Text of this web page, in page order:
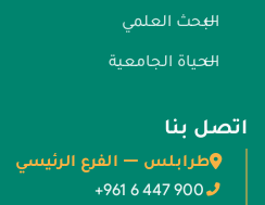
البحث العلمي
الحياة الجامعية
اتصل بنا
طرابلس — الفرع الرئيسي
+961 6 447 900